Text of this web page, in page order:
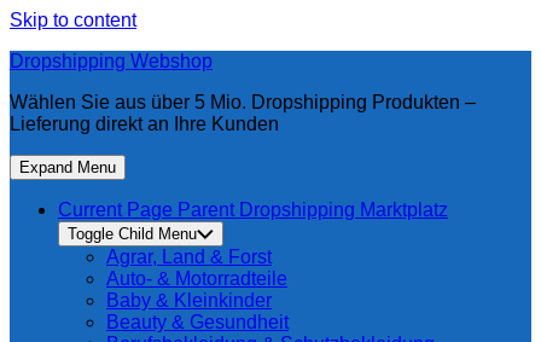
Skip to content
Dropshipping Webshop
Wählen Sie aus über 5 Mio. Dropshipping Produkten –
Lieferung direkt an Ihre Kunden
Expand Menu
Current Page Parent Dropshipping Marktplatz
Toggle Child Menu
Agrar, Land & Forst
Auto- & Motorradteile
Baby & Kleinkinder
Beauty & Gesundheit